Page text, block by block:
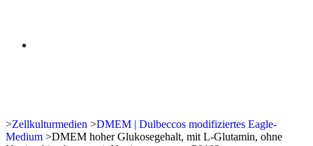
>Zellkulturmedien >DMEM | Dulbeccos modifiziertes Eagle-
Medium >DMEM hoher Glukosegehalt, mit L-Glutamin, ohne